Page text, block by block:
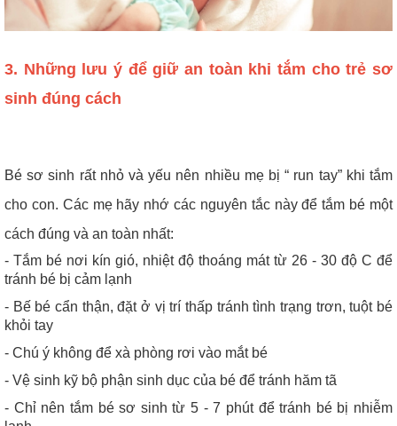
3. Những lưu ý để giữ an toàn khi tắm cho trẻ sơ
sinh đúng cách
Bé sơ sinh rất nhỏ và yếu nên nhiều mẹ bị “ run tay” khi tắm
cho con. Các mẹ hãy nhớ các nguyên tắc này để tắm bé một
cách đúng và an toàn nhất:
- Tắm bé nơi kín gió, nhiệt độ thoáng mát từ 26 - 30 độ C để
tránh bé bị cảm lạnh
- Bế bé cẩn thận, đặt ở vị trí thấp tránh tình trạng trơn, tuột bé
khỏi tay
- Chú ý không để xà phòng rơi vào mắt bé
- Vệ sinh kỹ bộ phận sinh dục của bé để tránh hăm tã
- Chỉ nên tắm bé sơ sinh từ 5 - 7 phút để tránh bé bị nhiễm